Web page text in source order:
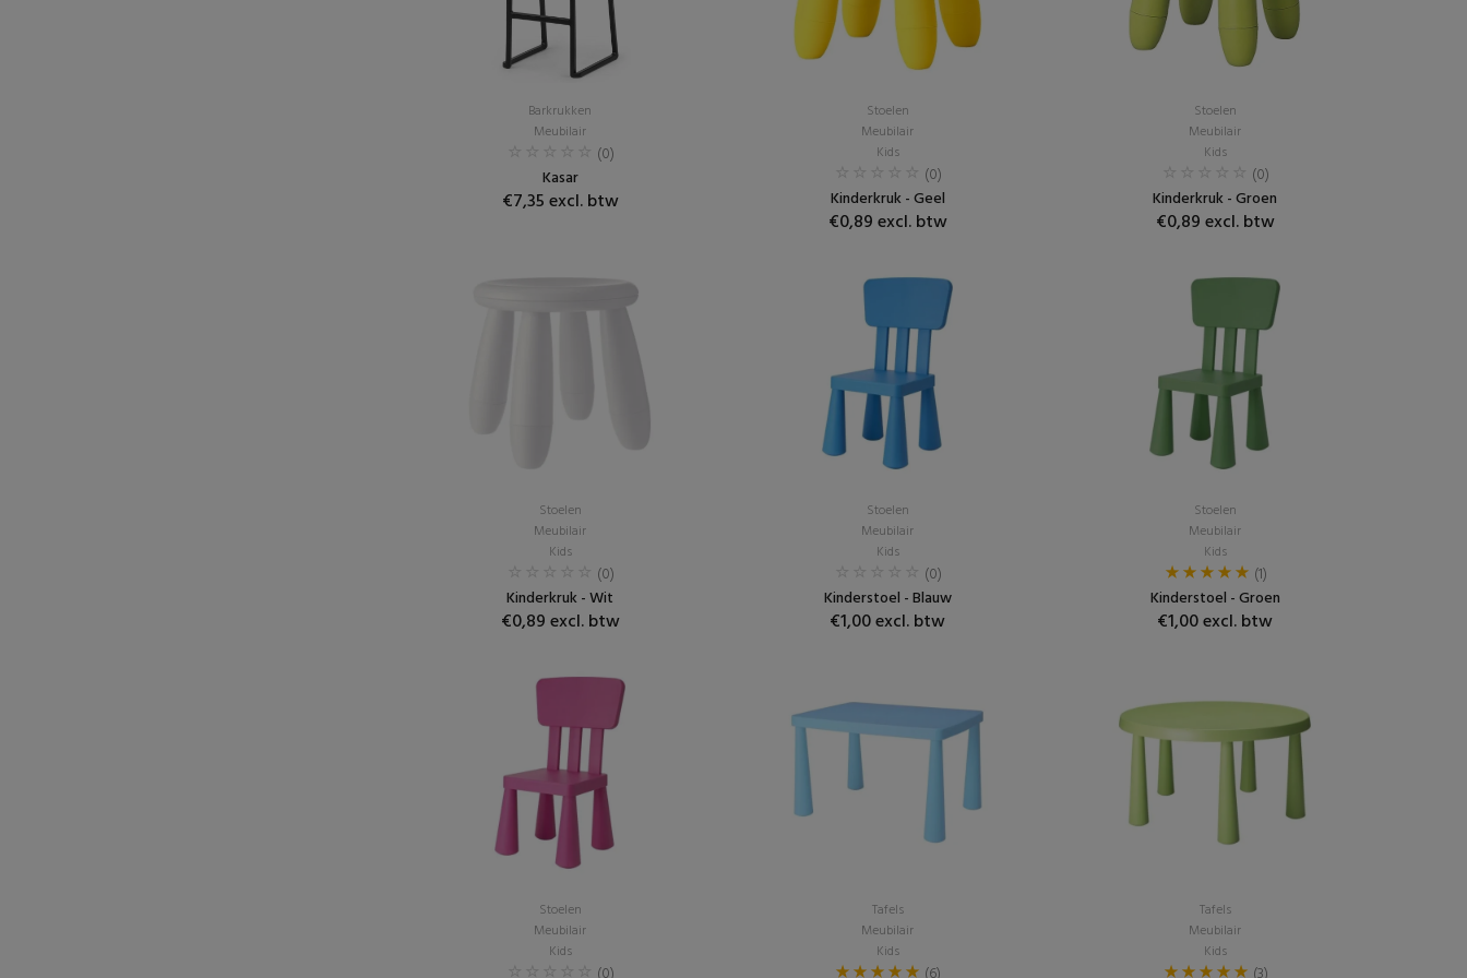
Barkrukken
Meubilair
(0)
Kasar
€7,35 excl. btw
Stoelen
Meubilair
Kids
(0)
Kinderkruk - Geel
€0,89 excl. btw
Stoelen
Meubilair
Kids
(0)
Kinderkruk - Groen
€0,89 excl. btw
Stoelen
Meubilair
Kids
(0)
Kinderkruk - Wit
€0,89 excl. btw
Stoelen
Meubilair
Kids
(0)
Kinderstoel - Blauw
€1,00 excl. btw
Stoelen
Meubilair
Kids
(1)
Kinderstoel - Groen
€1,00 excl. btw
Stoelen
Meubilair
Kids
Tafels
Meubilair
Kids
Tafels
Meubilair
Kids